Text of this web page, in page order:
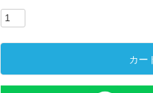
カー